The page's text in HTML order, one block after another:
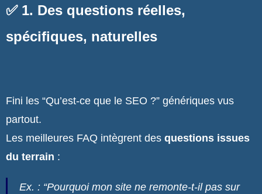
✅ 1. Des questions réelles,
spécifiques, naturelles
Fini les “Qu’est-ce que le SEO ?” génériques vus
partout.
Les meilleures FAQ intègrent des questions issues
du terrain :
Ex. : “Pourquoi mon site ne remonte-t-il pas sur